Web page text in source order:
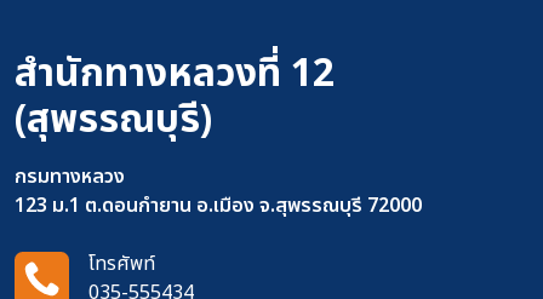
สำนักทางหลวงที่ 12
(สุพรรณบุรี)
กรมทางหลวง
123 ม.1 ต.ดอนกำยาน อ.เมือง จ.สุพรรณบุรี 72000
โทรศัพท์